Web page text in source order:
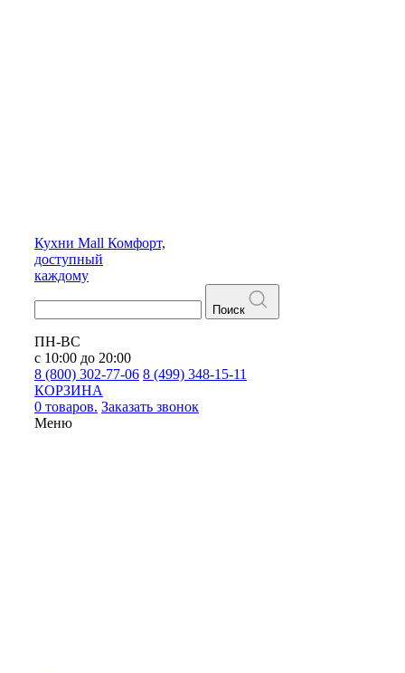
Кухни Mall Комфорт,
доступный
каждому
Поиск
ПН-ВС
с 10:00 до 20:00
8 (800) 302-77-06 8 (499) 348-15-11
КОРЗИНА
0 товаров. Заказать звонок
Меню